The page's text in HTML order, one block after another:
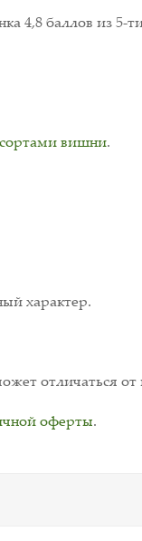
4,8 баллов из 5-
вишни.
характер.
отличаться
оферты.